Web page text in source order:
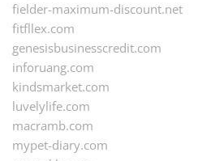
fielder-maximum-discount.net
fitfllex.com
genesisbusinesscredit.com
inforuang.com
kindsmarket.com
luvelylife.com
macramb.com
mypet-diary.com